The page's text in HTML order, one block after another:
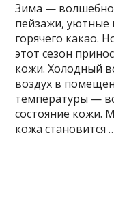
Зима —
пейзажи, уютные
горячего какао.
этот сезон
кожи. Холодный
воздух в
температуры —
состояние кожи.
кожа становится